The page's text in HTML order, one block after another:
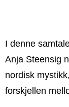
I denne
Anja Steensig
nordisk
forskjellen